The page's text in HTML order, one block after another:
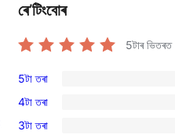
ৰে’টিংবোৰ
5টাৰ ভিতৰত
1
5-
star
5টা তৰা
0
4-
4টা তৰা
0
3টা তৰা